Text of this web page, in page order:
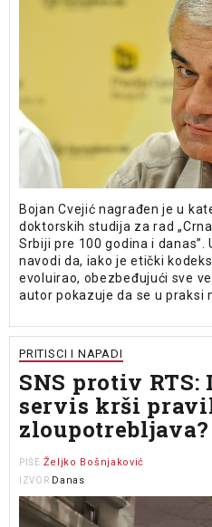
Bojan Cvejić nagrađen je u
doktorskih studija za rad
Srbiji pre 100 godina i danas”.
navodi da, iako je etički
evoluirao, obezbeđujući sve
autor pokazuje da se u praksi
PRITISCI I NAPADI
SNS protiv
servis krši
zloupotrebljava?
PIŠE Željko Bošnjaković
IZVOR Danas